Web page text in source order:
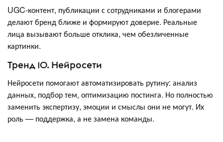
UGC-контент, публикации с сотрудниками и блогерами
делают бренд ближе и формируют доверие. Реальные
лица вызывают больше отклика, чем обезличенные
картинки.
Тренд 10. Нейросети
Нейросети помогают автоматизировать рутину: анализ
данных, подбор тем, оптимизацию постинга. Но полностью
заменить экспертизу, эмоции и смыслы они не могут. Их
роль — поддержка, а не замена команды.